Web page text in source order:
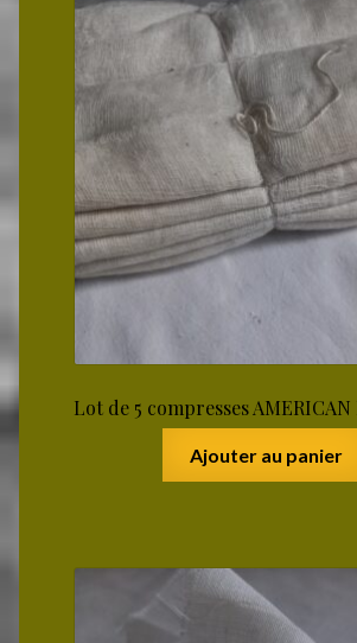
Lot de 5 compresses AMERICAN
Ajouter au panier